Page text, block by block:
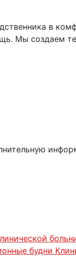
в
Мы создаем
будни